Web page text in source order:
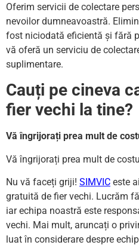
Oferim servicii de colectare
nevoilor dumneavoastră.
fost niciodată eficientă și fără
vă oferă un serviciu de
suplimentare.
Cauți pe cineva
fier vechi la tine?
Vă îngrijorați prea mult de
Vă îngrijorați prea mult de
Nu vă faceți griji! SIMVIC este
gratuită de fier vechi. Lucrăm
iar echipa noastră este
vechi. Mai mult, aruncați o
luat în considerare despre